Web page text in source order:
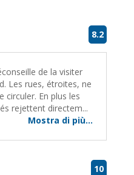
8.2
de la visiter
Les rues, étroites, ne
circuler. En plus les
rejettent directem...
Mostra di più...
10